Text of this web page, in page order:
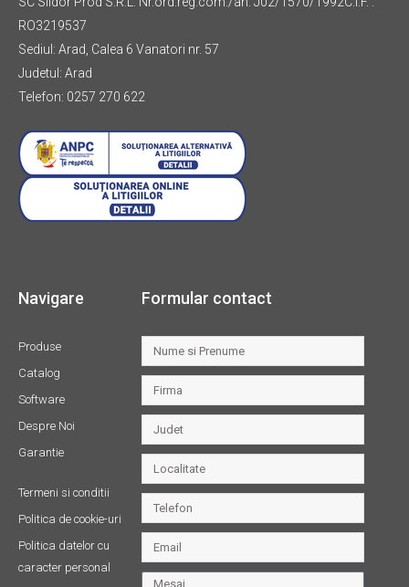
RO3219537
Sediul: Arad, Calea 6 Vanatori nr. 57
Judetul: Arad
Telefon: 0257 270 622
Navigare
Produse
Catalog
Software
Despre Noi
Garantie
Termeni si conditii
Politica de cookie-uri
Politica datelor cu
caracter personal
Formular contact